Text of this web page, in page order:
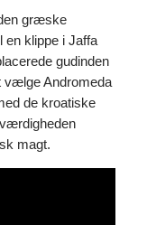
græske
klippe i Jaffa
gudinden
vælge Andromeda
de kroatiske
magt.